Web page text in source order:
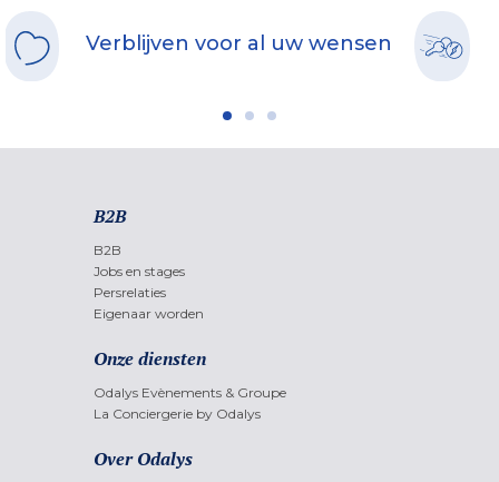
Verblijven voor al uw wensen
B2B
B2B
Jobs en stages
Persrelaties
Eigenaar worden
Onze diensten
Odalys Evènements & Groupe
La Conciergerie by Odalys
Over Odalys